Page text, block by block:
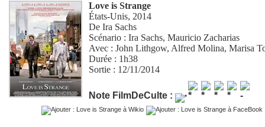
Love is Strange
États-Unis, 2014
DeIra Sachs
Scénario :Ira Sachs,Mauricio Zacharias
Avec :John Lithgow, Alfred Molina,Marisa
Durée : 1h38
Sortie : 12/11/2014
Note FilmDeCulte :